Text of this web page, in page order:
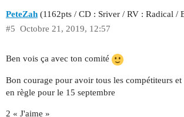
PeteZah (1162pts / CD : Sriver / RV : Radical /
Octobre 21, 2019, 12:57
#5
Ben vois ça avec ton comité
Bon courage pour avoir tous les compétiteurs et
en règle pour le 15 septembre
2 « J'aime »